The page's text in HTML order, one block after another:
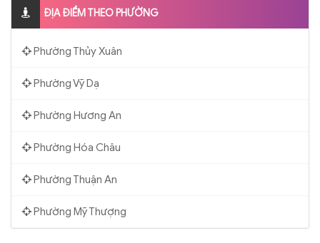
ĐỊA ĐIỂM THEO PHƯỜNG
Phường Thủy Xuân
Phường Vỹ Dạ
Phường Hương An
Phường Hóa Châu
Phường Thuận An
Phường Mỹ Thượng